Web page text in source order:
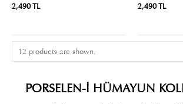
2,490 TL 2,490 TL
12 products are shown.
PORSELEN-İ HÜMAYUN